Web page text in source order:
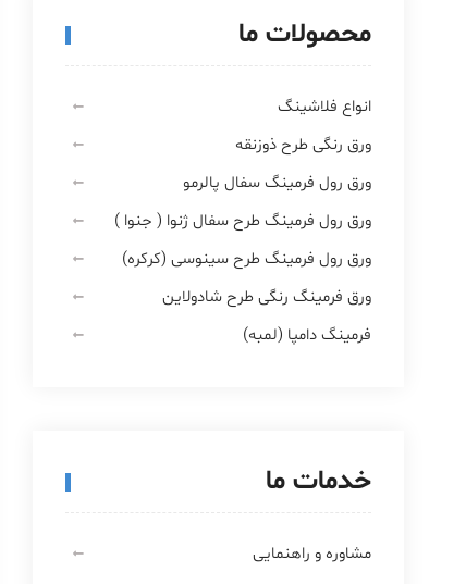
محصولات ما
انواع فلاشینگ
ورق رنگی طرح ذوزنقه
ورق رول فرمینگ سفال پالرمو
ورق رول فرمینگ طرح سفال ژنوا ( جنوا )
ورق رول فرمینگ طرح سینوسی (کرکره)
ورق فرمینگ رنگی طرح شادولاین
فرمینگ دامپا (لمبه)
خدمات ما
مشاوره و راهنمایی